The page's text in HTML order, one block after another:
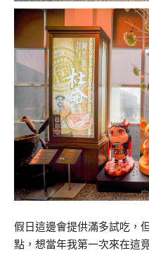
假日這邊會提供滿多試吃，
點，想當年我第一次來在這